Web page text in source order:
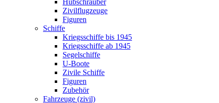
Hubschrauber
Zivilflugzeuge
Figuren
Schiffe
Kriegsschiffe bis 1945
Kriegsschiffe ab 1945
Segelschiffe
U-Boote
Zivile Schiffe
Figuren
Zubehör
Fahrzeuge (zivil)